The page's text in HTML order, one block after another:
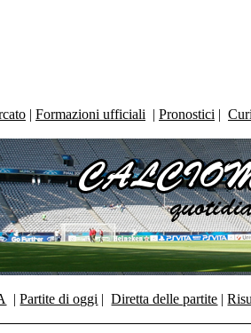
| Formazioni ufficiali | Pronostici |
|Partite di oggi |Diretta delle partite |